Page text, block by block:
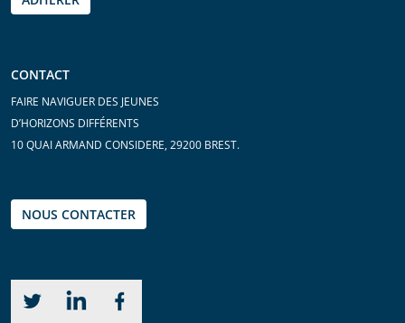
CONTACT
FAIRE NAVIGUER DES JEUNES
D’HORIZONS DIFFÉRENTS
10 QUAI ARMAND CONSIDERE, 29200 BREST.
NOUS CONTACTER